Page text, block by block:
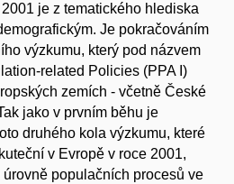
je z tematického hlediska
Je pokračováním
výzkumu, který pod názvem
related Policies (PPA I)
zemích - včetně České
jako v prvním běhu je
druhého kola výzkumu, které
v Evropě v roce 2001,
populačních procesů ve